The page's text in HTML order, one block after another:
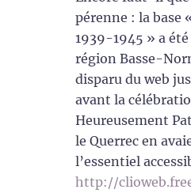
pérenne : la base
1939-1945 » a
région Basse-
disparu du web
avant la
Heureusement
le Querrec en
l’essentiel
http://